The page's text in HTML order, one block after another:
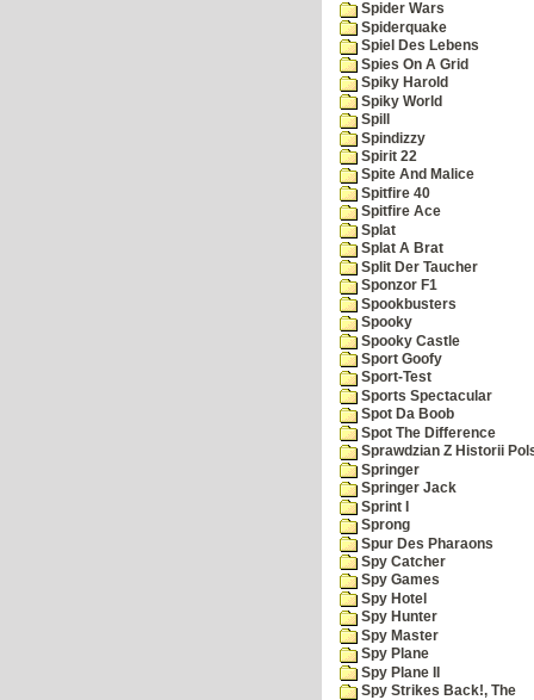
Spider Wars
Spiderquake
Spiel Des Lebens
Spies On A Grid
Spiky Harold
Spiky World
Spill
Spindizzy
Spirit 22
Spite And Malice
Spitfire 40
Spitfire Ace
Splat
Splat A Brat
Split Der Taucher
Sponzor F1
Spookbusters
Spooky
Spooky Castle
Sport Goofy
Sport-Test
Sports Spectacular
Spot Da Boob
Spot The Difference
Sprawdzian Z Historii
Springer
Springer Jack
Sprint I
Sprong
Spur Des Pharaons
Spy Catcher
Spy Games
Spy Hotel
Spy Hunter
Spy Master
Spy Plane
Spy Plane II
Spy Strikes Back!, The